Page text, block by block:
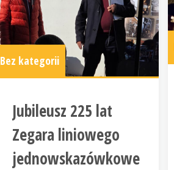
Bez kategorii
Jubileusz 225 lat
Zegara liniowego
jednowskazówkowe